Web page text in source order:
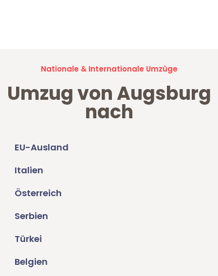
Nationale & Internationale Umzüge
Umzug von Augsburg
nach
EU-Ausland
Italien
Österreich
Serbien
Türkei
Belgien